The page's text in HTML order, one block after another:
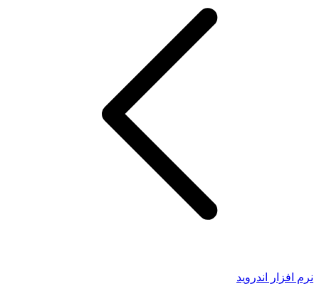
نرم افزار اندروید